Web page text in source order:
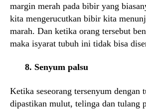
margin merah pada bibir yang
kita mengerucutkan bibir kita
marah. Dan ketika orang tersebut
maka isyarat tubuh ini tidak bisa
8. Senyum palsu
Ketika seseorang tersenyum dengan
dipastikan mulut, telinga dan tulang